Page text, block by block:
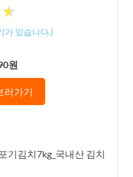
★
★
가 있습니다.)
원
러가기
기김치7kg_국내산 김치